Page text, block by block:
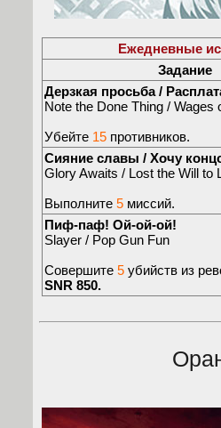
Ежедневные
Задание
Дерзкая просьба /
Note the Done Thing / Wages
Убейте 15 противников.
Сияние славы / Хочу
Glory Awaits / Lost the Will to
Выполните5 миссий.
Пиф-паф! Ой-ой-ой!
Slayer / Pop Gun Fun
Совершите5 убийств из
SNR 850.